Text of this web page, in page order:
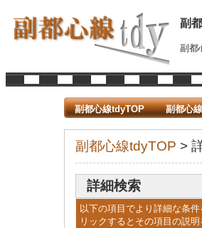
副
副都
副都心線tdyTOP 副都心
副都心線tdyTOP >
詳細検索
以下の項目でより詳細な条
リックするとその項目の説明